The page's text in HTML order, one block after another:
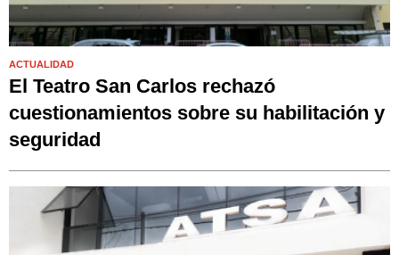
ACTUALIDAD
El Teatro San Carlos rechazó
cuestionamientos sobre su habilitación y
seguridad